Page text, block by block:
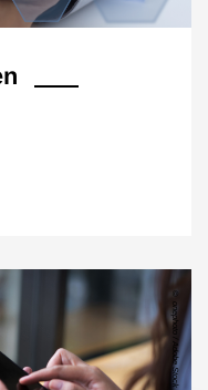
onephoto / Adobe Stock